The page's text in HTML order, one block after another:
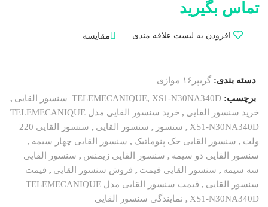
تماس بگیرید
افزودن به لیست علاقه مندی مقایسه
دسته بندی: گریپر۱۶ موازی
برچسب:
TELEMECANIQUE, XS1-N30NA340D سنسور القایی
,
خرید سنسور القایی ,
خرید سنسور القایی مدل TELEMECANIQUE
XS1-N30NA340D
, سنسور , سنسور القایی ,
سنسور القایی 220
ولت , سنسور القایی جک پنوماتیک , سنسور القایی چهار سیمه ,
سنسور القایی دو سیمه , سنسور القایی زیمنس , سنسور القایی
سه سیمه , سنسور القایی قیمت , فروش سنسور القایی , قیمت
سنسور القایی ,
قیمت سنسور القایی مدل TELEMECANIQUE
XS1-N30NA340D
, نمایندگی سنسور القایی